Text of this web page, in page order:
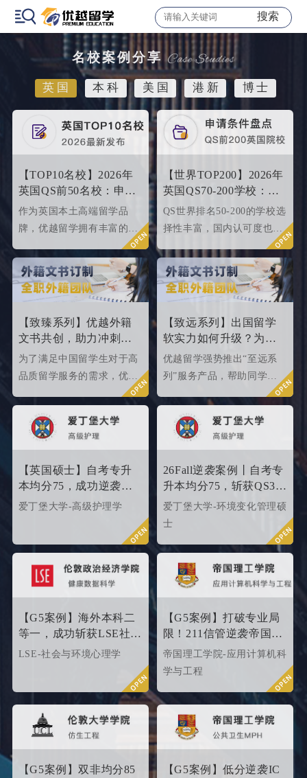
搜索
名校案例分享
英国 本科 美国 港新 博士
【TOP10名校】2026年
英国QS前50名校：申请
条件终极大盘点！
作为英国本土高端留学品
牌，优越留学拥有丰富的名
校申请成功案例，借此篇文
章为大家盘点英国top 10名
校2024年申请条件，给正在
准备25fall硕士申请的同学
【世界TOP200】2026年
英国QS70-200学校：申
请条件大盘点
QS世界排名50-200的学校选
择性丰富，国内认可度也很
高，所以今天优越就来给大
家盘点一下25fallQS前50-
000内英国院校的申请条件
如何。
【致臻系列】优越外籍
文书共创，助力冲刺世
界名校硕士offer！
为了满足中国留学生对于高
品质留学服务的需求，优越
留学推出了更适合世界名校
服务产品。该留学服务产品
以外籍文书高端定制为核
新等留学多地域，包含本科/
在帮助更多学生拿下理想院
门，从外籍文书高端定制开
始！
【致远系列】出国留学
软实力如何升级？为
2026/2027fall冲刺度身定
制！
优越留学强势推出“至远系
列”服务产品，帮助同学们
【英国硕士】自考专升
本均分75，成功逆袭
QS34爱丁堡高级护理硕
爱丁堡大学-高级护理学
26Fall逆袭案例丨自考专
升本均分75，斩获QS35
爱丁堡高级护理硕士！
爱丁堡大学-环境变化管理硕
士
【G5案例】海外本科二
等一，成功斩获LSE社会
与环境心理学硕士
LSE-社会与环境心理学
【G5案例】打破专业局
限！211信管逆袭帝国理
工G5硬核计算机专业
帝国理工学院-应用计算机科
学与工程
【G5案例】双非均分85
【G5案例】低分逆袭IC